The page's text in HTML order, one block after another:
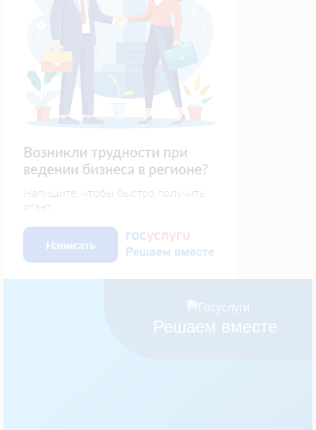
Решаем вместе